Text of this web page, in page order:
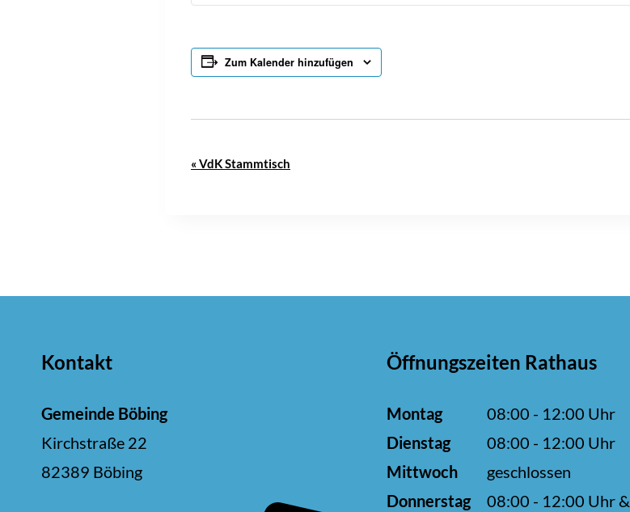
Zum Kalender hinzufügen
V
«VdK Stammtisch
Kontakt
Gemeinde Böbing
Kirchstraße 22
82389 Böbing
Öffnungszeiten Rathaus
Montag
08:00 - 12:00 Uhr
Dienstag
08:00 - 12:00 Uhr
Mittwoch
geschlossen
Donnerstag
08:00 - 12:00 Uhr &